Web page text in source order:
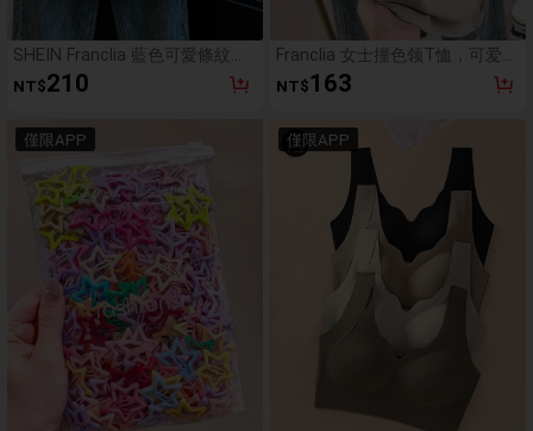
SHEIN Franclia 藍色可愛條紋荷
葉邊性感露背低領短版上衣
NT$210
僅限APP
Franclia 女士撞色领T恤，可爱猫
咪印花图案，夏季休闲户外上
衣，时尚设计，百搭日常穿着，
NT$163
僅限APP